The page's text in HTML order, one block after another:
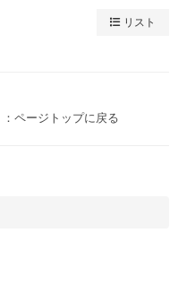
リスト
：ページトップに戻る